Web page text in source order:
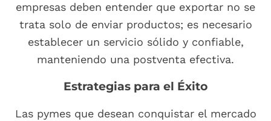
empresas deben entender que exportar no se
trata solo de enviar productos; es necesario
establecer un servicio sólido y confiable,
manteniendo una postventa efectiva.
Estrategias para el Éxito
Las pymes que desean conquistar el mercado